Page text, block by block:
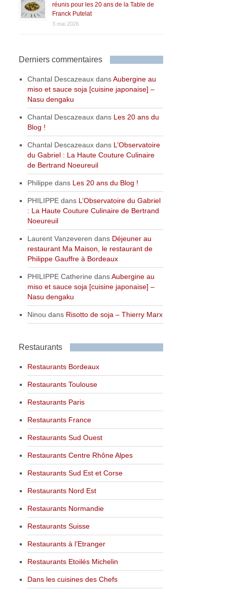
réunis pour les 20 ans de la Table de
Franck Putelat
3 mai 2026
Derniers commentaires
Chantal Descazeaux dansAubergine au
miso et sauce soja [cuisine japonaise] –
Nasu dengaku
Chantal Descazeaux dans Les 20 ans du
Blog !
Chantal Descazeaux dans L’Observatoire
du Gabriel : La Haute Couture Culinaire
de Bertrand Noeureuil
Philippe dans Les 20 ans du Blog !
PHILIPPE dans L’Observatoire du Gabriel
: La Haute Couture Culinaire de Bertrand
Noeureuil
Laurent Vanzeveren dans Déjeuner au
restaurant Ma Maison, le restaurant de
Philippe Gauffre à Bordeaux
PHILIPPE Catherine dansAubergine au
miso et sauce soja [cuisine japonaise] –
Nasu dengaku
Ninou dans Risotto de soja – Thierry Marx
Restaurants
Restaurants Bordeaux
Restaurants Toulouse
Restaurants Paris
Restaurants France
Restaurants Sud Ouest
Restaurants Centre Rhône Alpes
Restaurants Sud Est et Corse
Restaurants Nord Est
Restaurants Normandie
Restaurants Suisse
Restaurants à l’Etranger
Restaurants Etoilés Michelin
Dans les cuisines des Chefs